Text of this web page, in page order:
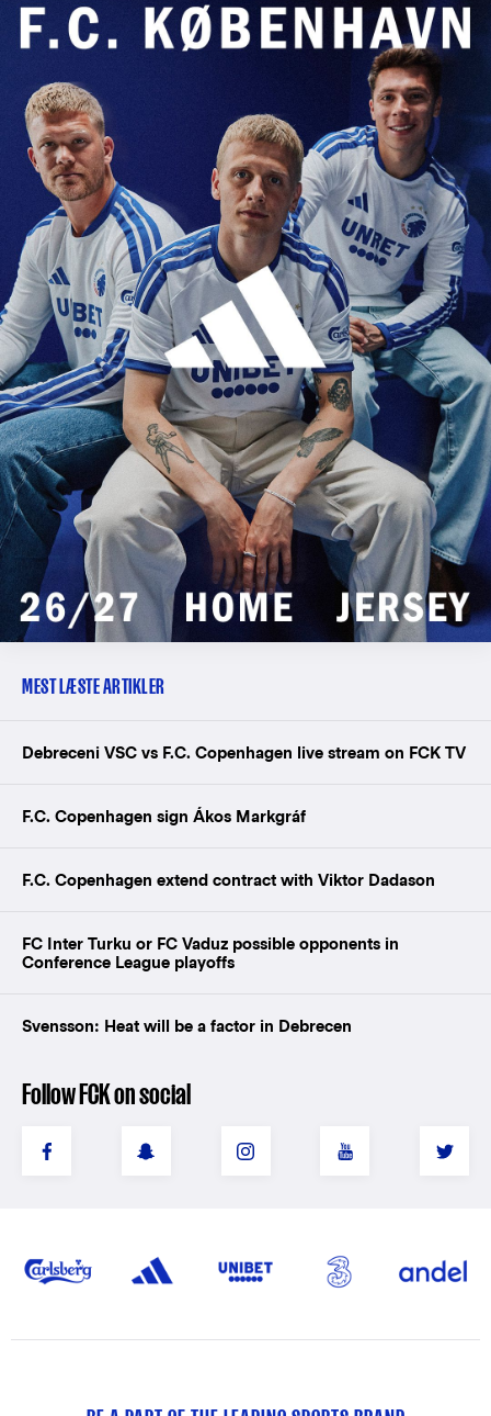
MEST LÆSTE ARTIKLER
Debreceni VSC vs F.C. Copenhagen live stream on FCK TV
F.C. Copenhagen sign Ákos Markgráf
F.C. Copenhagen extend contract with Viktor Dadason
FC Inter Turku or FC Vaduz possible opponents in
Conference League playoffs
Svensson: Heat will be a factor in Debrecen
Follow FCK on social